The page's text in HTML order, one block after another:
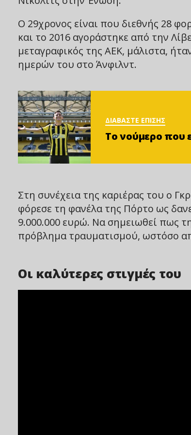
Ο 29χρονος είναι που διεθνής 28
και το 2016 αγοράστηκε από την
μεταγραφικός της ΑΕΚ, μάλιστα,
ημερών του στο Άνφιλντ.
ΔΙΑΒΑΣΤΕ ΕΠΙΣΗΣ
Το νούμερο που
Στη συνέχεια της καριέρας του ο
φόρεσε τη φανέλα της Πόρτο ως
9.000.000 ευρώ. Να σημειωθεί πως
πρόβλημα τραυματισμού, ωστόσο
Οι καλύτερες στιγμές του